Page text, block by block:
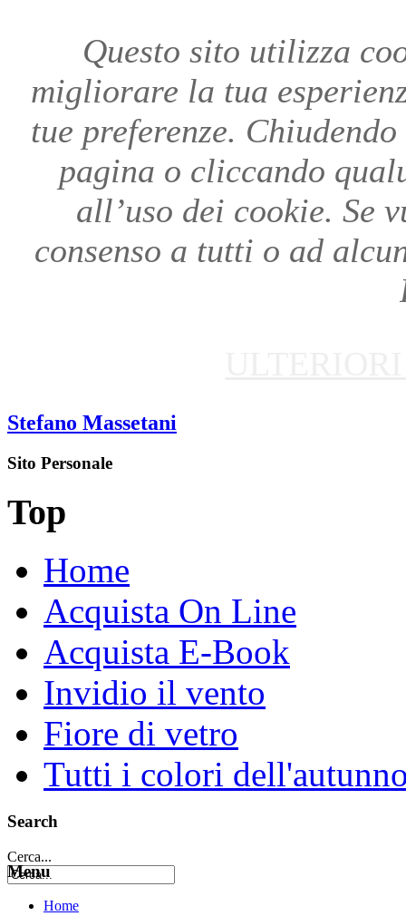
Questo sito utilizza
migliorare la tua
tue preferenze.
pagina o cliccando
all’uso dei cookie. Se
consenso a tutti o ad
Stefano Massetani
Sito Personale
Top
Home
Acquista On Line
Acquista E-Book
Invidio il vento
Fiore di vetro
Tutti i colori
Search
Cerca...
Menu
Home